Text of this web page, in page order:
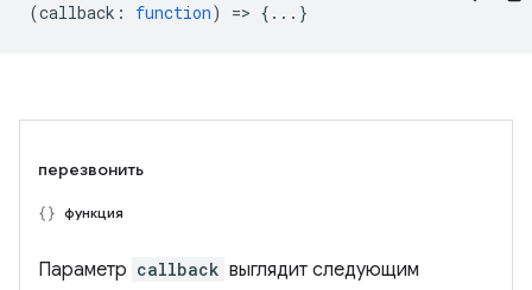
(callback : function) => {...}
перезвонить
функция
Параметр callback выглядит следующим